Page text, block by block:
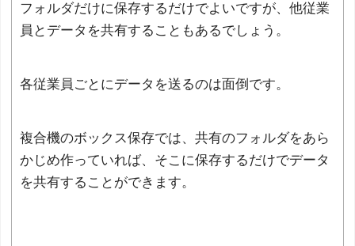
フォルダだけに保存するだけでよいですが、他従業
員とデータを共有することもあるでしょう。
各従業員ごとにデータを送るのは面倒です。
複合機のボックス保存では、共有のフォルダをあら
かじめ作っていれば、そこに保存するだけでデータ
を共有することができます。